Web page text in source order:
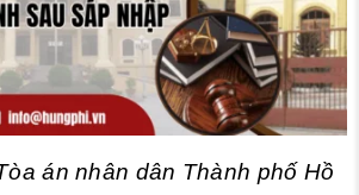
án nhân dân Thành phố Hồ